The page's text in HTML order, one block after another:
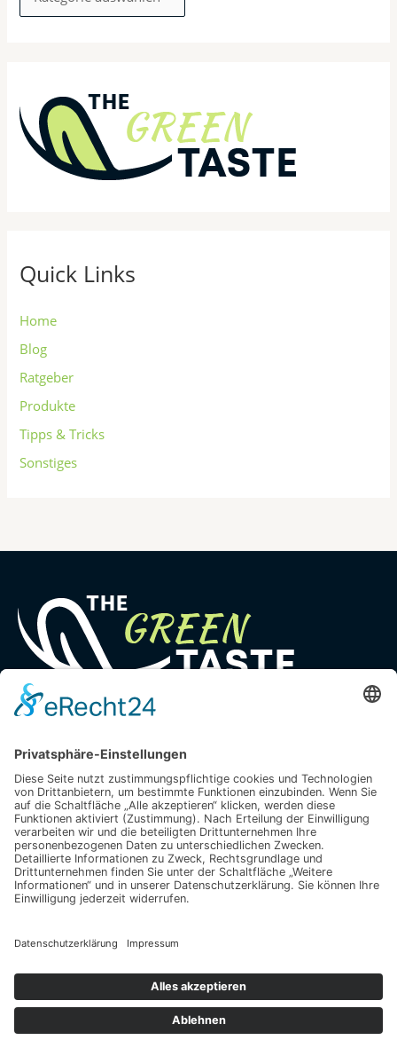
Quick Links
Home
Blog
Ratgeber
Produkte
Tipps & Tricks
Sonstiges
Deine Natur Experten
Quick Links
Home
Blog
Ratgeber
Produkte
Tipps & Tricks
Copyright © 2026 | The Green Taste
Datenschutz